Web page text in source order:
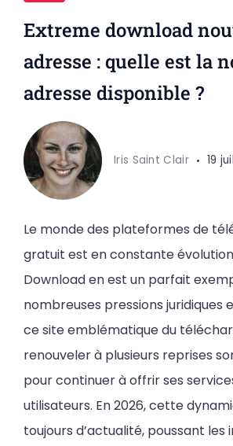
Extreme download
adresse : quelle est la
adresse disponible ?
Iris Saint Clair 19
Le monde des plateformes de
gratuit est en constante
Download en est un parfait
nombreuses pressions juridiques
ce site emblématique du
renouveler à plusieurs reprises
pour continuer à offrir ses
utilisateurs. En 2026, cette
toujours d’actualité, poussant les